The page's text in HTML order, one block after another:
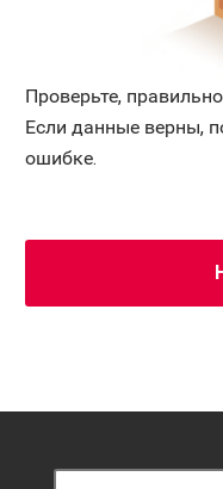
Проверьте,
Если данные верны,
ошибке.